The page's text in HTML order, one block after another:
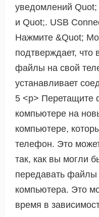
уведомлений
и Quot;. USB
Нажмите &Quot;
подтверждает, что
файлы на свой
устанавливает
5 <р> Перетащите
компьютере на
компьютере,
телефон. Это
так, как вы могли
передавать файлы
компьютера. Это
время в